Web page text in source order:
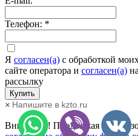
Телефон: *
Я согласен(а) c обработкой
сайте оператора и согласен(а)
рассылку
Купить
Напишите в kzto.ru
×
Внимание! Продолжая